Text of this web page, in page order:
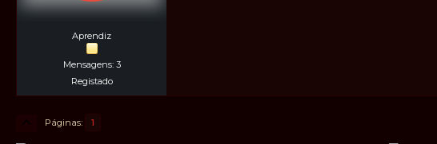
Aprendiz
Mensagens: 3
Registado
Páginas 1